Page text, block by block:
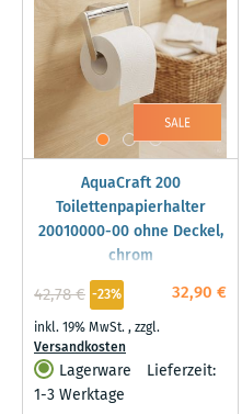
AquaCraft 200
Toilettenpapierhalter
20010000-00 ohne Deckel,
chrom
32,90 €
42,78 € -23%
inkl. 19% MwSt.,zzgl.
Versandkosten
Lagerware
Lieferzeit:
1-3 Werktage